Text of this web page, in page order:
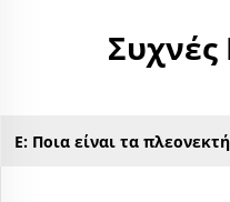
Συχνές
Ε: Ποια είναι τα